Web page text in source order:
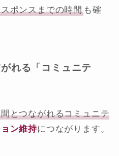
ポンスまでの時間 も確
れる「コミュニテ
とつながれるコミュニテ
ン維持につながります。